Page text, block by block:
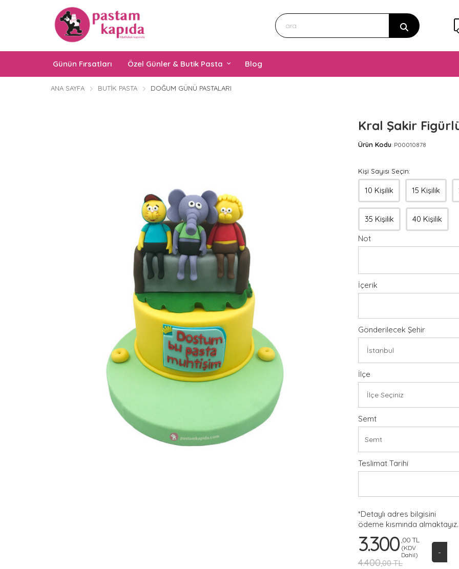
Günün Fırsatları Özel Günler & Butik Pasta Blog
ANA SAYFA BUTIK PASTA DOĞUM GÜNÜ PASTALARI
Kral Şakir
Ürün Kodu: P00010878
Kişi Sayısı Seçin:
10 Kişilik 15 Kişilik
35 Kişilik
40 Kişilik
Not
İçerik
Gönderilecek Şehir
İlçe
Semt
Teslimat Tarihi
*Detaylı adres bilgisini
ödeme kısmında almaktayız.
3.300 ,00 TL
(KDV
Dahil)
4.400,00 TL
-